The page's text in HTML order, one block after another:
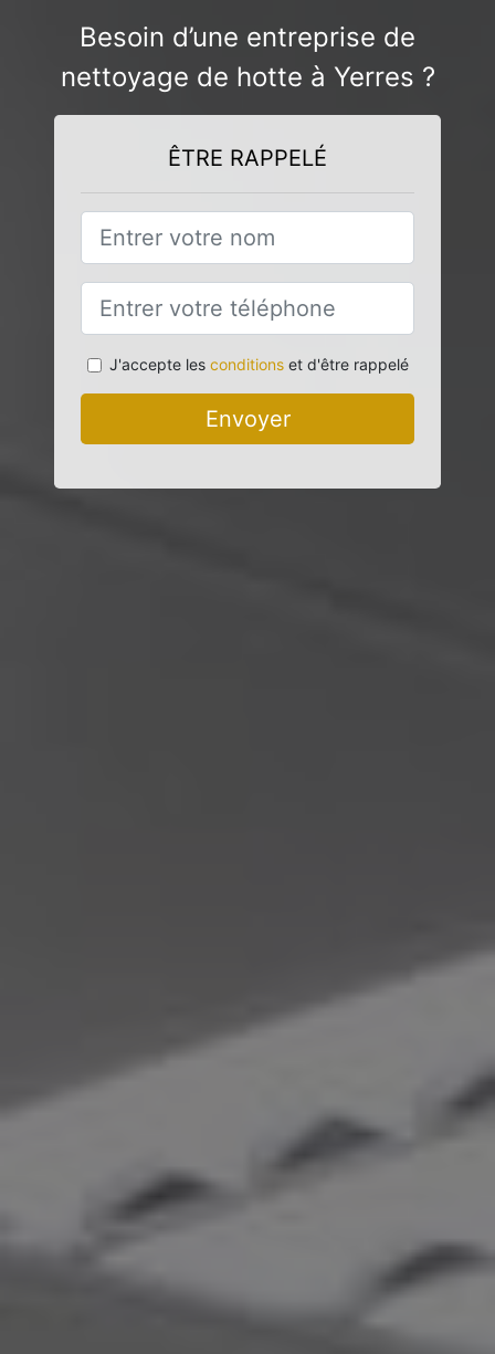
Besoin d’une entreprise de
nettoyage de hotte à Yerres ?
ÊTRE RAPPELÉ
J'accepte les conditionset d'être rappelé
Envoyer